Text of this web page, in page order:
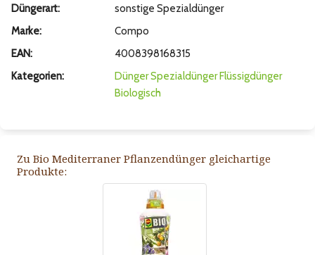
Düngerart:
sonstige Spezialdünger
Marke:
Compo
EAN:
4008398168315
Kategorien:
DüngerSpezialdüngerFlüssigdünger
Biologisch
Zu Bio Mediterraner Pflanzendünger gleichartige
Produkte: